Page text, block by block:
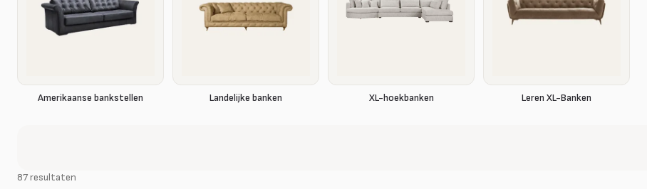
Amerikaanse bankstellen Landelijke banken XL-hoekbanken Leren XL-Banken
87 resultaten